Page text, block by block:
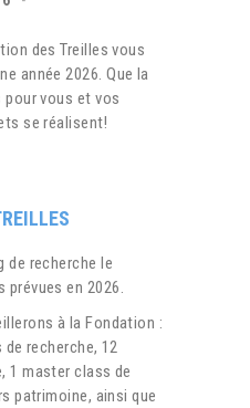
des Treilles vous
année 2026. Que la
vous et vos
se réalisent!
de recherche le
en 2026.
à la Fondation :
recherche, 12
1 master class de
patrimoine, ainsi que